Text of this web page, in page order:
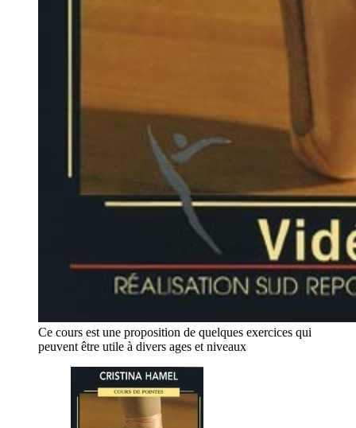
Ce cours est une proposition de quelques exercices qui
peuvent être utile à divers ages et niveaux